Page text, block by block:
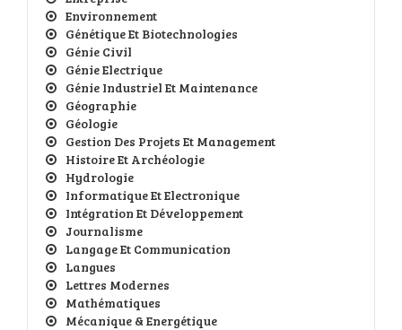
Environnement
Génétique Et Biotechnologies
Génie Civil
Génie Electrique
Génie Industriel Et Maintenance
Géographie
Géologie
Gestion Des Projets Et Management
Histoire Et Archéologie
Hydrologie
Informatique Et Electronique
Intégration Et Développement
Journalisme
Langage Et Communication
Langues
Lettres Modernes
Mathématiques
Mécanique & Energétique